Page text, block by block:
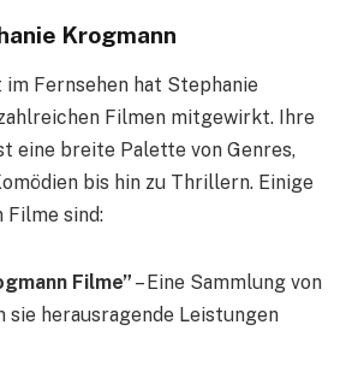
Krogmann
Fernsehen hat Stephanie
Filmen mitgewirkt. Ihre
eine breite Palette von Genres,
bis hin zu Thrillern. Einige
sind:
Filme” – Eine Sammlung von
sie herausragende Leistungen